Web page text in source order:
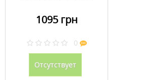
1095 грн
0
Отсутствует